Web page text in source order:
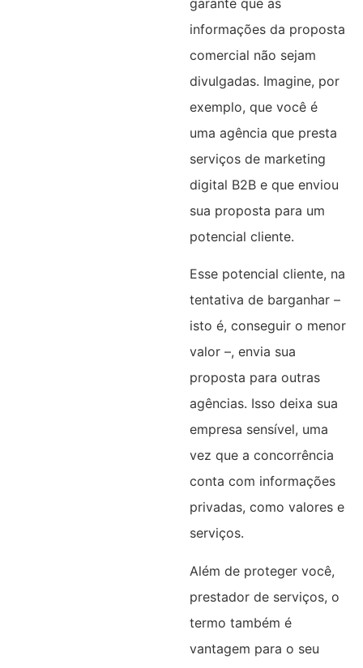
garante que as
informações da proposta
comercial não sejam
divulgadas. Imagine, por
exemplo, que você é
uma agência que presta
serviços de marketing
digital B2B e que enviou
sua proposta para um
potencial cliente.
Esse potencial cliente, na
tentativa de barganhar –
isto é, conseguir o menor
valor –, envia sua
proposta para outras
agências. Isso deixa sua
empresa sensível, uma
vez que a concorrência
conta com informações
privadas, como valores e
serviços.
Além de proteger você,
prestador de serviços, o
termo também é
vantagem para o seu